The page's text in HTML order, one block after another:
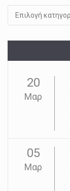
20
Μαρ
05
Μαρ